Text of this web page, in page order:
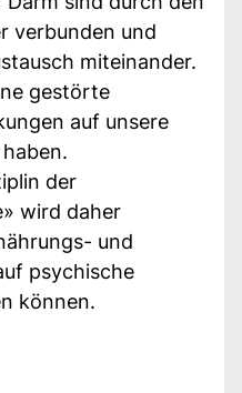
verbunden und
miteinander.
gestörte
auf unsere
der
wird daher
und
psychische
können.